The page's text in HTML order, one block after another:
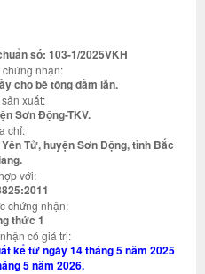
số: 103-1/2025VKH
nhận:
cho bê tông đầm lăn.
xuất:
Sơn Động-TKV.
chỉ:
Tử, huyện Sơn Động, tỉnh Bắc
với:
chứng nhận:
thức 1
có giá trị:
kể từ ngày 14 tháng 5 năm 2025
5 năm 2026.